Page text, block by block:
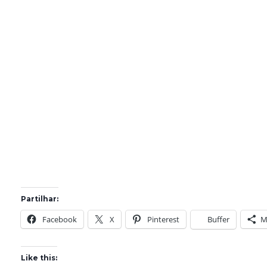
Partilhar:
Facebook X Pinterest Buffer
Like this: